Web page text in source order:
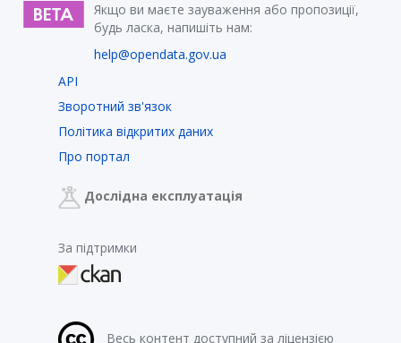
Якщо ви маєте зауваження або пропозиції,
будь ласка, напишіть нам:
help@opendata.gov.ua
API
Зворотний зв'язок
Політика відкритих даних
Про портал
Дослідна експлуатація
За підтримки
Весь контент доступний за ліцензією